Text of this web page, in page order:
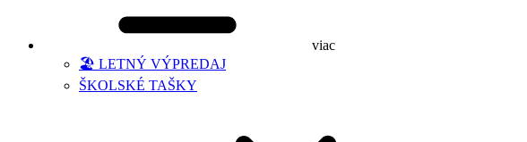
viac
🏖️ LETNÝ VÝPREDAJ
ŠKOLSKÉ TAŠKY